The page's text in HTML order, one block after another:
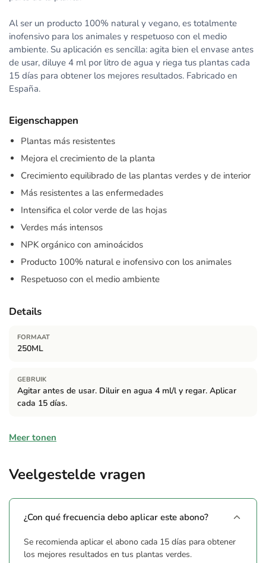
Al ser un producto 100% natural y vegano, es totalmente
inofensivo para los animales y respetuoso con el medio
ambiente. Su aplicación es sencilla: agita bien el envase antes
de usar, diluye 4 ml por litro de agua y riega tus plantas cada
15 días para obtener los mejores resultados. Fabricado en
España.
Eigenschappen
Plantas más resistentes
Mejora el crecimiento de la planta
Crecimiento equilibrado de las plantas verdes y de interior
Más resistentes a las enfermedades
Intensifica el color verde de las hojas
Verdes más intensos
NPK orgánico con aminoácidos
Producto 100% natural e inofensivo con los animales
Respetuoso con el medio ambiente
Details
FORMAAT
250ML
GEBRUIK
Agitar antes de usar. Diluir en agua 4 ml/l y regar. Aplicar
cada 15 días.
Samenstelling
(Azoto (N) orgánico) 2,72% p/p. Nitrógeno (N) Amoniacal
em água) 4,0% p/p. Óxido de potasio (K2O) soluble en agua
(Óxido de potássio (K2O) solúvel em água) 3,0% p/p.
Densidad: 1,26-1,30 g/cc. pH: 4,5-6,5.
Meer tonen
Veelgestelde vragen
¿Con qué frecuencia debo aplicar este abono?
Se recomienda aplicar el abono cada 15 días para obtener
los mejores resultados en tus plantas verdes.